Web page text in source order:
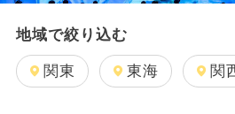
地域で絞り込む
関東 東海 関